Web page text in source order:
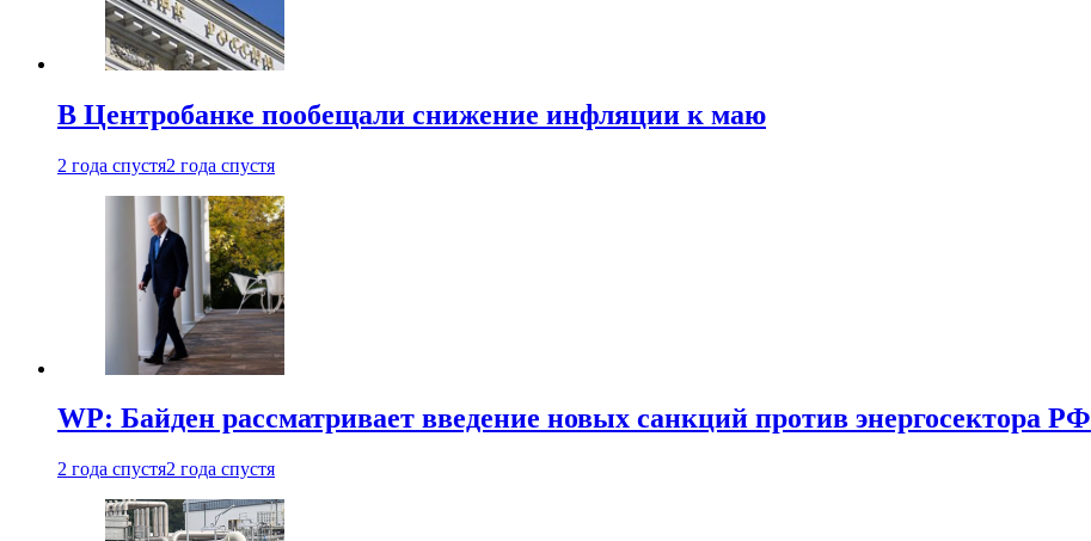
В Центробанке пообещали снижение инфляции к маю
2 года спустя2 года спустя
WP: Байден рассматривает введение новых санкций против энергосектора РФ
2 года спустя2 года спустя